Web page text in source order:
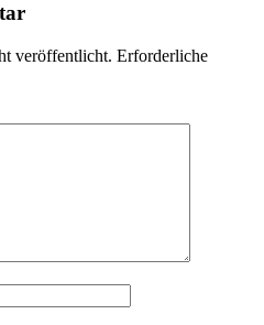
veröffentlicht. Erforderliche